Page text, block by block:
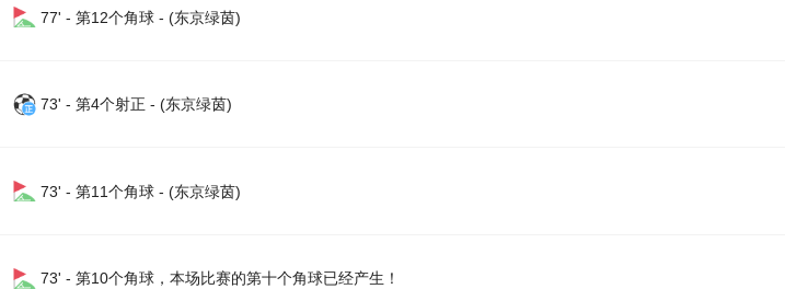
77' - 第12个角球 - (东京绿茵)
73' - 第4个射正 - (东京绿茵)
73' - 第11个角球 - (东京绿茵)
73' - 第10个角球，本场比赛的第十个角球已经产生！